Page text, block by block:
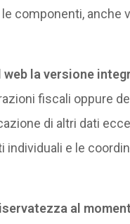
componenti, anche
la versione
fiscali oppure
di altri dati
e le
al